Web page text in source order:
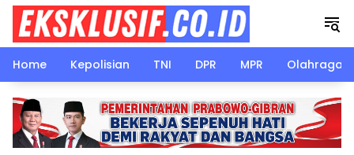
Langsung
konten
Home
Kepolisian TNI DPR MPR Olahraga